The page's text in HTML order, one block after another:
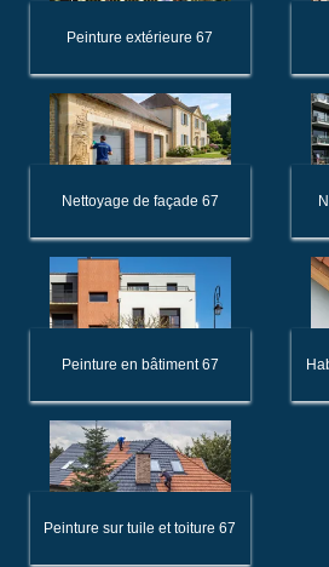
Peinture extérieure 67
Nettoyage de façade 67
Peinture en bâtiment 67
Peinture sur tuile et toiture 67